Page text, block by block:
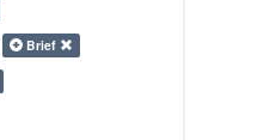
Brief